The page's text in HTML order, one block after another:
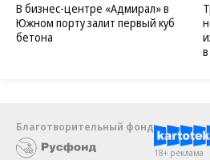
В бизнес-центре «Адмирал» в
Южном порту залит первый куб
бетона
Благотворительный фонд
18+ реклама